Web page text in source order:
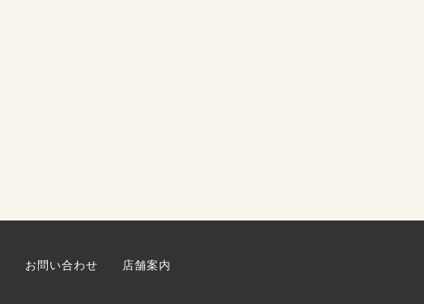
お問い合わせ 店舗案内